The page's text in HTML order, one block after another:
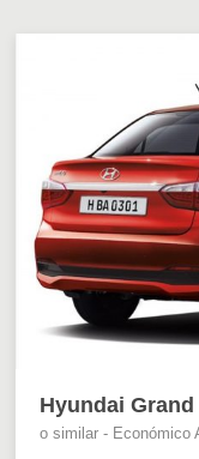
Hyundai
o similar - Económico